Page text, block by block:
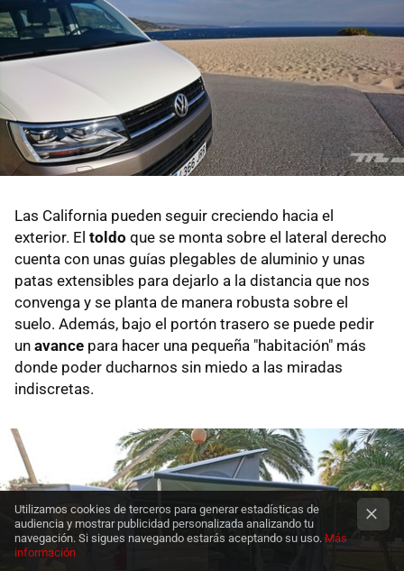
Las California pueden seguir creciendo hacia el
exterior. El toldo que se monta sobre el lateral derecho
cuenta con unas guías plegables de aluminio y unas
patas extensibles para dejarlo a la distancia que nos
convenga y se planta de manera robusta sobre el
suelo. Además, bajo el portón trasero se puede pedir
un avance para hacer una pequeña "habitación" más
donde poder ducharnos sin miedo a las miradas
indiscretas.
Utilizamos cookies de terceros para generar estadísticas de
audiencia y mostrar publicidad personalizada analizando tu
navegación. Si sigues navegando estarás aceptando su uso. Más
información